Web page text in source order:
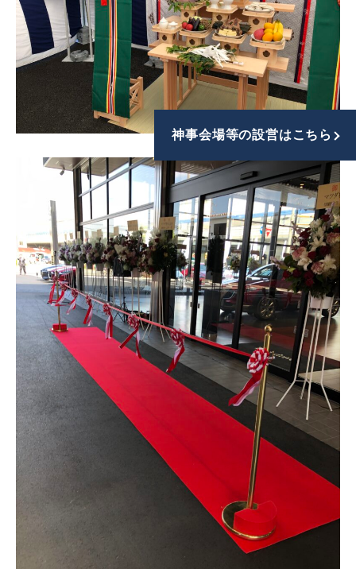
神事会場等の設営はこちら